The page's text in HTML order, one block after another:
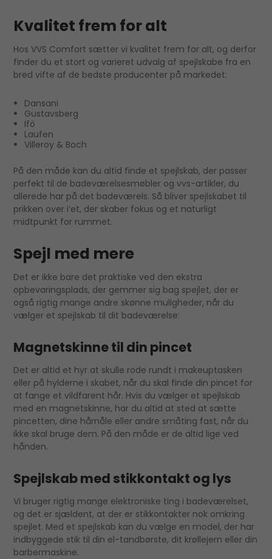
Kvalitet frem for alt
Hos VVS Comfort sætter vi kvalitet frem for alt, og derfor
finder du et stort og varieret udvalg af spejlskabe fra en
bred vifte af de bedste producenter på markedet:
Dansani
Gustavsberg
Ifö
Laufen
Villeroy & Boch
På den måde kan du altid finde et spejlskab, der passer
perfekt til de badeværelsesmøbler og vvs-artikler, du
allerede har på det badeværels. Så bliver spejlskabet til
prikken over i’et, der skaber fokus og et naturligt
midtpunkt for rummet.
Spejl med mere
Det er ikke bare det praktiske ved den ekstra
opbevaringsplads, der gemmer sig bag spejlet, der er
også rigtig mange andre skønne muligheder, når du
vælger et spejlskab til dit badeværelse:
Magnetskinne til din pincet
Det er altid et hyr at skulle rode rundt i makeuptasken
eller på hylderne i skabet, når du skal finde din pincet for
at fange et vildfarent hår. Hvis du vælger et spejlskab
med en magnetskinne, har du altid at sted at sætte
pincetten, dine hårnåle eller andre småting fast, når du
ikke skal bruge dem. På den måde er de altid lige ved
hånden.
Spejlskab med stikkontakt og lys
Vi bruger rigtig mange elektroniske ting i badeværelset,
og det er sjældent, at der er stikkontakter nok omkring
spejlet. Med et spejlskab kan du vælge en model, der har
indbyggede stik til din el-tandbørste, dit krøllejern eller din
barbermaskine.